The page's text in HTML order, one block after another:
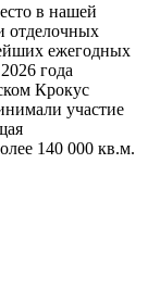
в нашей
отделочных
ежегодных
года
Крокус
участие
140 000 кв.м.